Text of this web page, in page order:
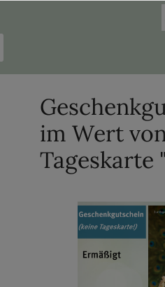
im Wert
Tageskarte